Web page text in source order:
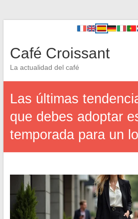
Café Croissant
La actualidad del café
Las últimas
que debes adoptar
temporada para un